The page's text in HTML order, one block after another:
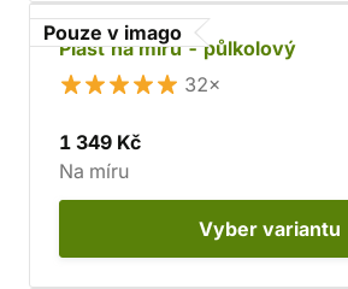
Pouze v imago
Plášť na míru - půlkolový
32×
1 349 Kč
Na míru
Vyber variantu